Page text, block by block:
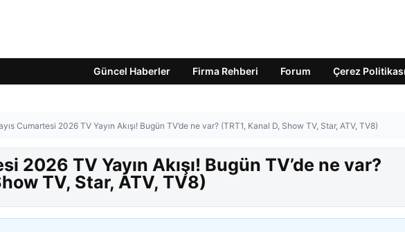
Güncel Haberler Firma Rehberi Forum Çerez Politikası
Cumartesi 2026 TV Yayın Akışı! Bugün TV’de ne var? (TRT1, Kanal D, Show TV, Star, ATV, TV8)
2026 TV Yayın Akışı! Bugün TV’de ne var?
TV, Star, ATV, TV8)